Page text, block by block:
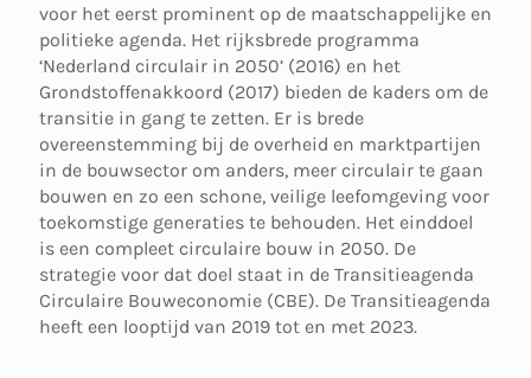
voor het eerst prominent op de maatschappelijke en
politieke agenda. Het rijksbrede programma
‘Nederland circulair in 2050’ (2016) en het
Grondstoffenakkoord (2017) bieden de kaders om de
transitie in gang te zetten. Er is brede
overeenstemming bij de overheid en marktpartijen
in de bouwsector om anders, meer circulair te gaan
bouwen en zo een schone, veilige leefomgeving voor
toekomstige generaties te behouden. Het einddoel
is een compleet circulaire bouw in 2050. De
strategie voor dat doel staat in de Transitieagenda
Circulaire Bouweconomie (CBE). De Transitieagenda
heeft een looptijd van 2019 tot en met 2023.